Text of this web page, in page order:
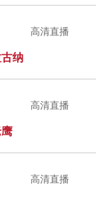
纳
高清直播
高清直播
高清直播